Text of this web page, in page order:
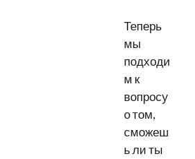
Теперь
мы
подходи
м к
вопросу
о том,
сможеш
ь ли ты